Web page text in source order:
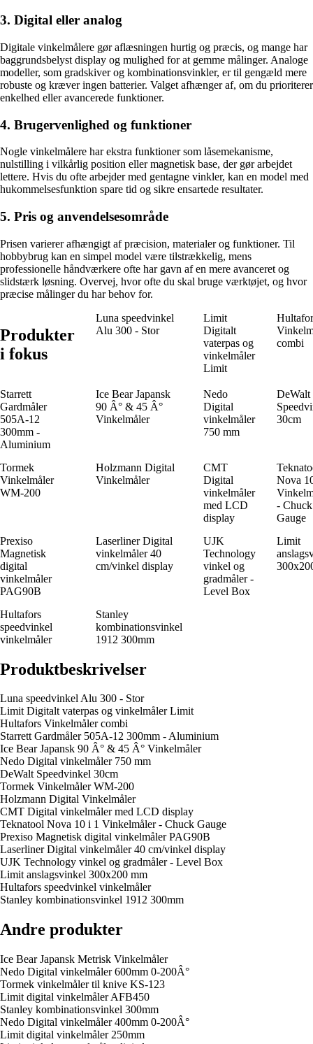
3. Digital eller analog
Digitale vinkelmålere gør aflæsningen hurtig og præcis, og mange har
baggrundsbelyst display og mulighed for at gemme målinger. Analoge
modeller, som gradskiver og kombinationsvinkler, er til gengæld mere
robuste og kræver ingen batterier. Valget afhænger af, om du prioriterer
enkelhed eller avancerede funktioner.
4. Brugervenlighed og funktioner
Nogle vinkelmålere har ekstra funktioner som låsemekanisme,
nulstilling i vilkårlig position eller magnetisk base, der gør arbejdet
lettere. Hvis du ofte arbejder med gentagne vinkler, kan en model med
hukommelsesfunktion spare tid og sikre ensartede resultater.
5. Pris og anvendelsesområde
Prisen varierer afhængigt af præcision, materialer og funktioner. Til
hobbybrug kan en simpel model være tilstrækkelig, mens
professionelle håndværkere ofte har gavn af en mere avanceret og
slidstærk løsning. Overvej, hvor ofte du skal bruge værktøjet, og hvor
præcise målinger du har behov for.
Produkter
i fokus
Luna speedvinkel
Alu 300 - Stor
Limit
Digitalt
vaterpas og
vinkelmåler
Limit
combi
Starrett
Gardmåler
505A-12
300mm -
Aluminium
Ice Bear Japansk
90 Â° & 45 Â°
Vinkelmåler
Nedo
Digital
vinkelmåler
750 mm
DeWalt
30cm
Tormek
Vinkelmåler
WM-200
Holzmann Digital
Vinkelmåler
CMT
Digital
vinkelmåler
med LCD
display
Nova
- Chuck
Gauge
Prexiso
Magnetisk
digital
vinkelmåler
PAG90B
Laserliner Digital
vinkelmåler 40
cm/vinkel display
UJK
Technology
vinkel og
gradmåler -
Level Box
Limit
Hultafors
speedvinkel
vinkelmåler
Stanley
kombinationsvinkel
1912 300mm
Produktbeskrivelser
Luna speedvinkel Alu 300 - Stor
Limit Digitalt vaterpas og vinkelmåler Limit
Hultafors Vinkelmåler combi
Starrett Gardmåler 505A-12 300mm - Aluminium
Ice Bear Japansk 90 Â° & 45 Â° Vinkelmåler
Nedo Digital vinkelmåler 750 mm
DeWalt Speedvinkel 30cm
Tormek Vinkelmåler WM-200
Holzmann Digital Vinkelmåler
CMT Digital vinkelmåler med LCD display
Teknatool Nova 10 i 1 Vinkelmåler - Chuck Gauge
Prexiso Magnetisk digital vinkelmåler PAG90B
Laserliner Digital vinkelmåler 40 cm/vinkel display
UJK Technology vinkel og gradmåler - Level Box
Limit anslagsvinkel 300x200 mm
Hultafors speedvinkel vinkelmåler
Stanley kombinationsvinkel 1912 300mm
Andre produkter
Ice Bear Japansk Metrisk Vinkelmåler
Nedo Digital vinkelmåler 600mm 0-200Â°
Tormek vinkelmåler til knive KS-123
Limit digital vinkelmåler AFB450
Stanley kombinationsvinkel 300mm
Nedo Digital vinkelmåler 400mm 0-200Â°
Limit digital vinkelmåler 250mm